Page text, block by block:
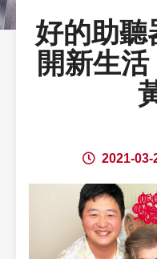
好的助聽
開新生
2021-03-